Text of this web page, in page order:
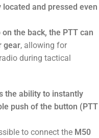
and pressed even
the back, the PTT can
gear, allowing for
during tactical
the ability to instantly
push of the button (PTT
to connect the M50